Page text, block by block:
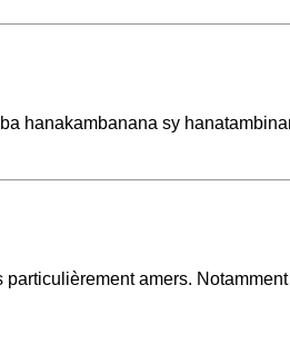
hanakambanana sy
amers.